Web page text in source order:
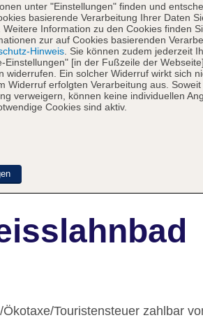
Ökotaxe/Touristensteuer zahlbar
unter "Einstellungen" finden und
basierende Verarbeitung Ihrer Daten
Information zu den Cookies finden
zur auf Cookies basierenden
Hinweis . Sie können zudem jederzeit
Einstellungen" [in der Fußzeile der
widerrufen. Ein solcher Widerruf wirkt sich
Widerruf erfolgten Verarbeitung aus. Soweit
verweigern, können keine individuellen
Cookies sind aktiv.